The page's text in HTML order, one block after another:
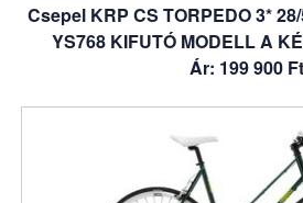
Csepel KRP CS TORPEDO 3*
YS768 KIFUTÓ MODELL A
Ár: 199 900 Ft